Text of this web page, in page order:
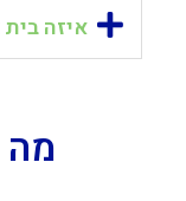
איזה
מה